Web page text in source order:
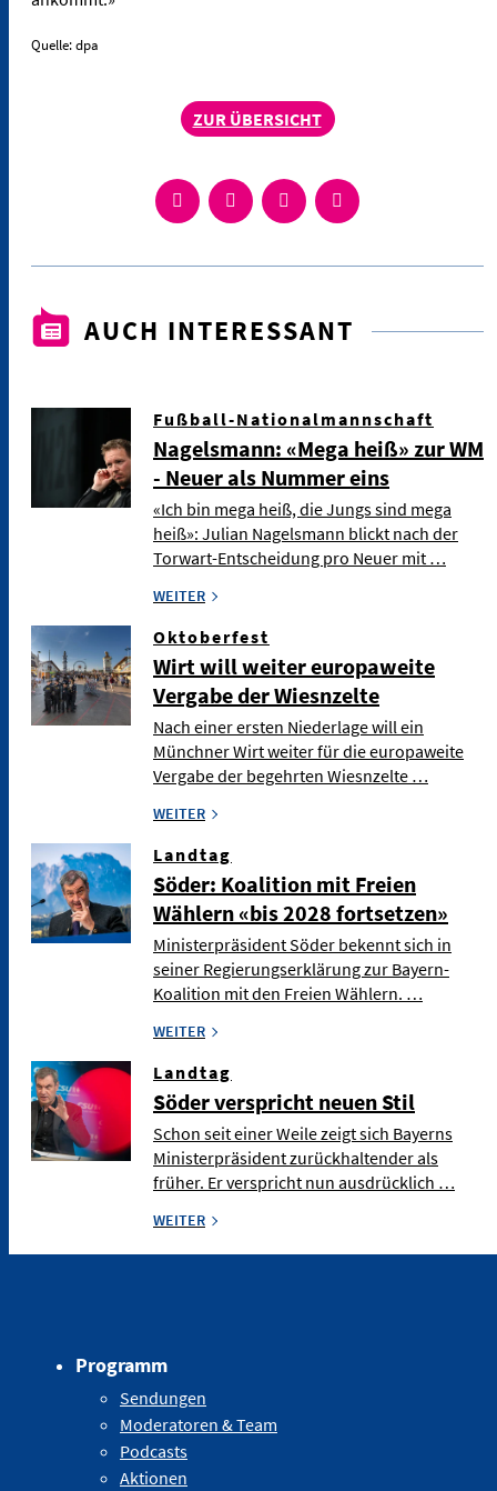
Quelle: dpa
ZUR ÜBERSICHT
AUCH INTERESSANT
Fußball-Nationalmannschaft
Nagelsmann: «Mega heiß» zur WM
- Neuer als Nummer eins
«Ich bin mega heiß, die Jungs sind mega
heiß»: Julian Nagelsmann blickt nach der
Torwart-Entscheidung pro Neuer mit …
WEITER
Oktoberfest
Wirt will weiter europaweite
Vergabe der Wiesnzelte
Nach einer ersten Niederlage will ein
Münchner Wirt weiter für die europaweite
Vergabe der begehrten Wiesnzelte …
WEITER
Landtag
Söder: Koalition mit Freien
Wählern «bis 2028 fortsetzen»
Ministerpräsident Söder bekennt sich in
seiner Regierungserklärung zur Bayern-
Koalition mit den Freien Wählern. …
WEITER
Landtag
Söder verspricht neuen Stil
Schon seit einer Weile zeigt sich Bayerns
Ministerpräsident zurückhaltender als
früher. Er verspricht nun ausdrücklich …
WEITER
Programm
Sendungen
Moderatoren & Team
Podcasts
Aktionen